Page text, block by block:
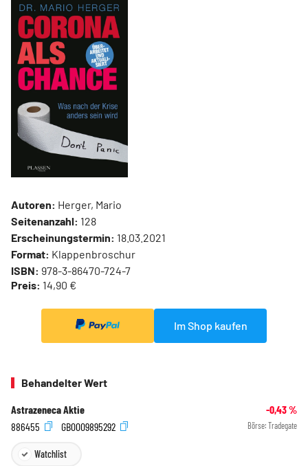
Autoren: Herger, Mario
Seitenanzahl: 128
Erscheinungstermin: 18.03.2021
Format: Klappenbroschur
ISBN: 978-3-86470-724-7
Preis: 14,90 €
Im Shop kaufen
Behandelter Wert
Astrazeneca Aktie -0,43%
886455
GB0009895292 Börse: Tradegate
Watchlist